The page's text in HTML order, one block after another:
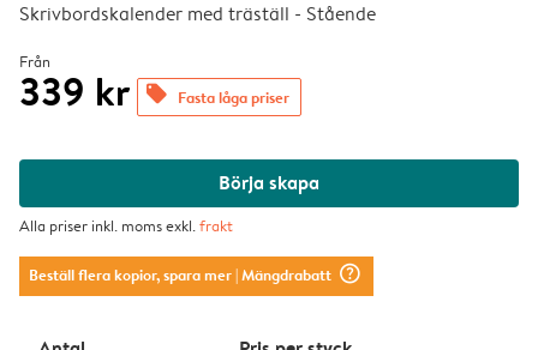
Skrivbordskalender med träställ - Stående
Från
339 kr offers Fasta låga priser
Börja skapa
Alla priser inkl. moms exkl.frakt
Beställ flera kopior, spara mer| Mängdrabatt question_mark_circle